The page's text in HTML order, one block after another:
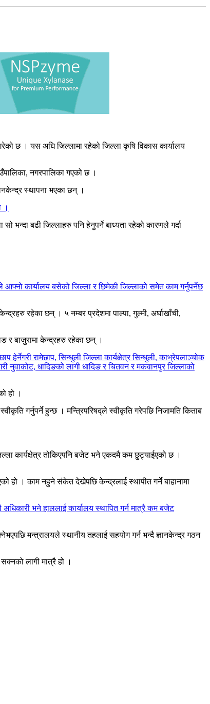
छ । यस अघि जिल्लामा रहेको जिल्ला कृषि विकास कार्यालय
नगरपालिका गएको छ ।
स्थापना भएका छन् ।
।
बढी जिल्लाहरु पनि हेनुपर्ने बाध्यता रहेको कारणले गर्दा
कार्यालय बसेको जिल्ला र छिमेकी जिल्लाको समेत काम गर्नुपर्नेछ
रहेका छन् । ५ नम्बर प्रदेशमा पाल्पा, गुल्मी, अर्घाखाँची,
र बाजुरामा केन्द्रहरु रहेका छन् ।
रामेछाप, सिन्धुली जिल्ला कार्यक्षेत्र सिन्धुली, काभ्रेपलाञ्चोक
नुवाकोट, धादिङको लागी धादिङ र चितवन र मकवानपुर जिल्लाको
हो ।
गर्नुपर्ने हुन्छ । मन्त्रिपरिषद्ले स्वीकृति गरेपछि निजामति किताब
कार्यक्षेत्र तोकिएपनि बजेट भने एकदमै कम छुट्याईएको छ ।
हो । काम नहुने संकेत देखेपछि केन्द्रलाई स्थापीत गर्ने बाहानामा
अधिकारी भने हाललाई कार्यालय स्थापित गर्न मात्रै कम बजेट
मन्त्रालयले स्थानीय तहलाई सहयोग गर्न भन्दै ज्ञानकेन्द्र गठन
लागी मात्रै हो ।